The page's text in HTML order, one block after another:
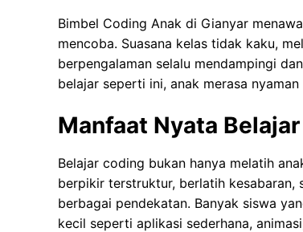
Bimbel Coding Anak di Gianyar
mencoba. Suasana kelas tidak kaku,
berpengalaman selalu mendampingi
belajar seperti ini, anak merasa
Manfaat Nyata
Belajar coding bukan hanya melatih
berpikir terstruktur, berlatih kesabaran,
berbagai pendekatan. Banyak siswa
kecil seperti aplikasi sederhana,